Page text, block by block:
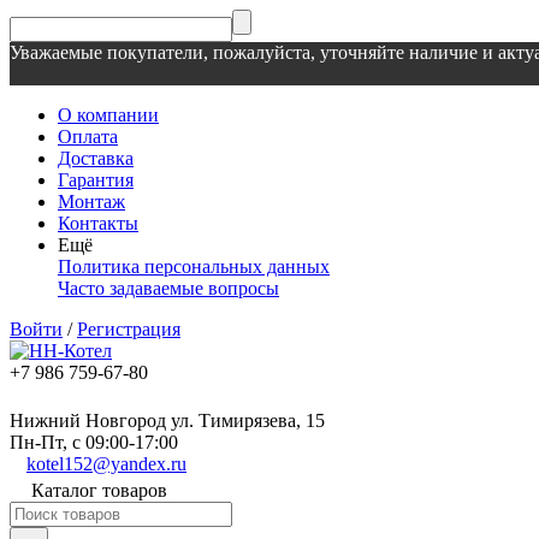
Уважаемые покупатели, пожалуйста, уточняйте наличие и
О компании
Оплата
Доставка
Гарантия
Монтаж
Контакты
Ещё
Политика персональных данных
Часто задаваемые вопросы
Войти /Регистрация
+7 986 759-67-80
Нижний Новгород ул. Тимирязева, 15
Пн-Пт, с 09:00-17:00
kotel152@yandex.ru
Каталог товаров